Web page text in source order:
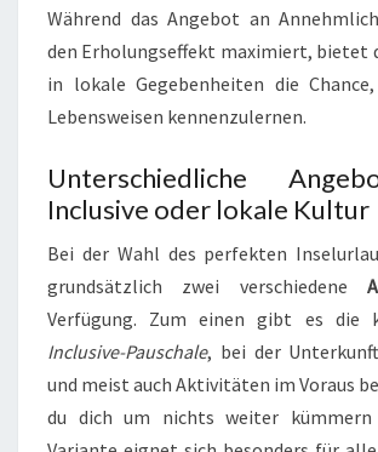
Während das Angebot an
den Erholungseffekt maximiert, bietet
in lokale Gegebenheiten die
Lebensweisen kennenzulernen.
Unterschiedliche
Inclusive oder lokale Kultur
Bei der Wahl des perfekten
grundsätzlich zwei verschiedene
Verfügung. Zum einen gibt es die
Inclusive-Pauschale, bei der
und meist auch Aktivitäten im Voraus
du dich um nichts weiter kümmern